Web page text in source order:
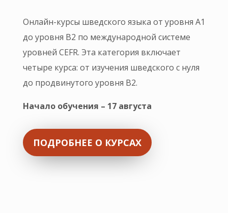
Онлайн-курсы шведского языка от уровня A1
до уровня B2 по международной системе
уровней CEFR. Эта категория включает
четыре курса: от изучения шведского с нуля
до продвинутого уровня B2.
Начало обучения – 17 августа
ПОДРОБНЕЕ О КУРСАХ